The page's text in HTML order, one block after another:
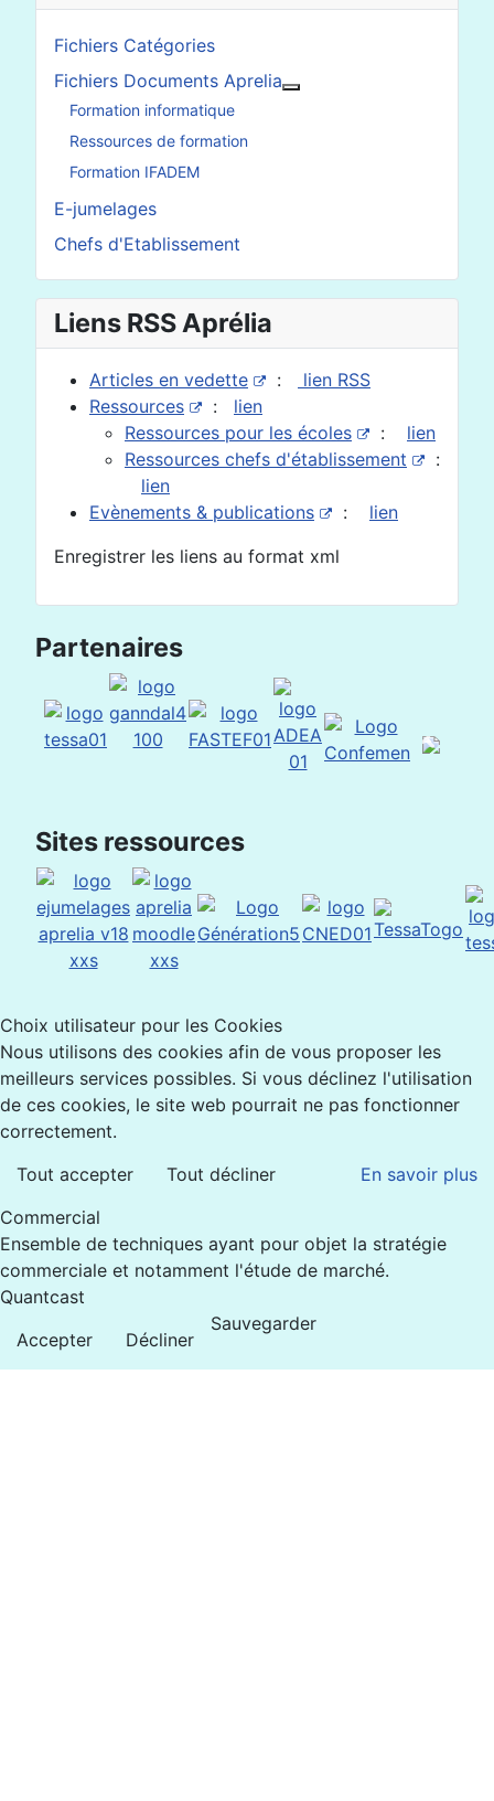
Fichiers Catégories
Fichiers Documents Aprelia
Formation informatique
Ressources de formation
Formation IFADEM
E-jumelages
Chefs d'Etablissement
Liens RSS Aprélia
Articles en vedette :
lien RSS
Ressources
: lien
Ressources pour les écoles
: lien
Ressources chefs d'établissement
:
lien
Evènements & publications
: lien
Enregistrer les liens au format xml
Partenaires
Sites ressources
Choix utilisateur pour les Cookies
Nous utilisons des cookies afin de vous proposer les
meilleurs services possibles. Si vous déclinez l'utilisation
de ces cookies, le site web pourrait ne pas fonctionner
correctement.
Tout accepter
Tout décliner
En savoir plus
Commercial
Ensemble de techniques ayant pour objet la stratégie
commerciale et notamment l'étude de marché.
Quantcast
Accepter
Décliner
Sauvegarder